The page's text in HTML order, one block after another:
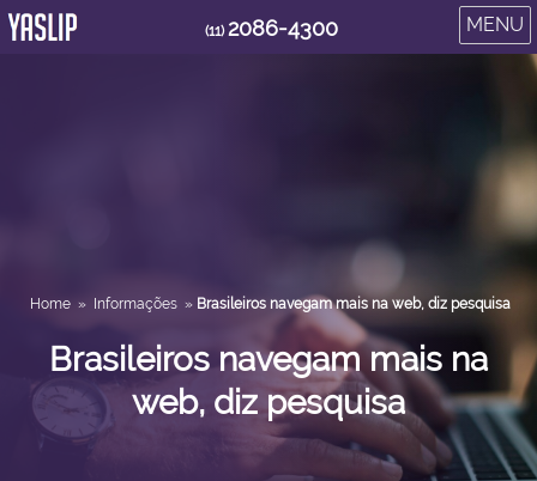
MENU
(11) 2086-4300
Home » Informações » Brasileiros navegam mais na web, diz pesquisa
Brasileiros navegam mais na
web, diz pesquisa